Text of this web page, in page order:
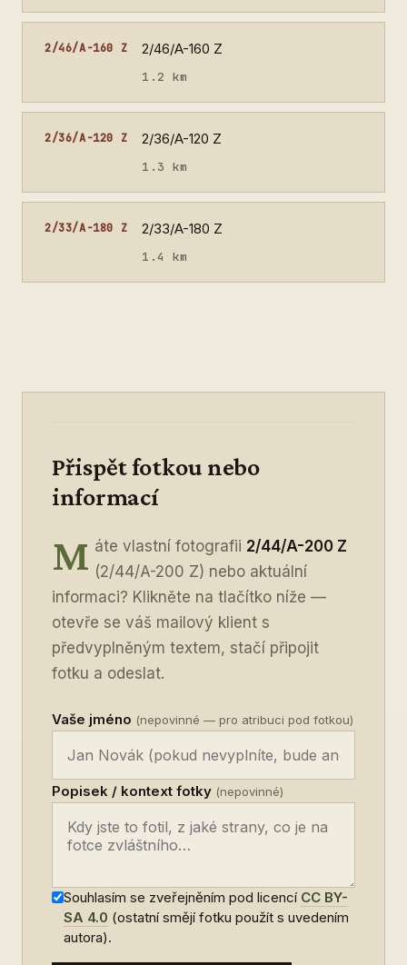
2/46/A-160 Z 2/46/A-160 Z
1.2 km
2/36/A-120 Z 2/36/A-120 Z
1.3 km
2/33/A-180 Z 2/33/A-180 Z
1.4 km
Přispět fotkou nebo
informací
M áte vlastní fotografii 2/44/A-200 Z
(2/44/A-200 Z) nebo aktuální
informaci? Klikněte na tlačítko níže —
otevře se váš mailový klient s
předvyplněným textem, stačí připojit
fotku a odeslat.
Vaše jméno (nepovinné — pro atribuci pod fotkou)
Popisek / kontext fotky (nepovinné)
Souhlasím se zveřejněním pod licencí CC BY-
SA 4.0 (ostatní smějí fotku použít s uvedením
autora).